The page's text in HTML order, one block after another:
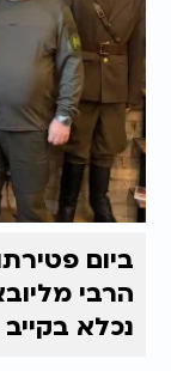
ביום
הרבי
נכלא בקייב